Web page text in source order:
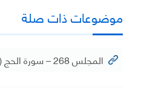
موضوعات ذات صلة
المجلس 268 – سورة الحج (5) من آية 47 – 78